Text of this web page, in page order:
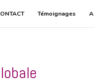
Témoignages A